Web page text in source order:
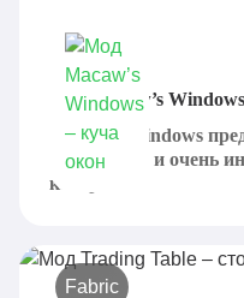
Мод Macaw’s
Macaw's Windows
необычную и очень
которая...
Fabric